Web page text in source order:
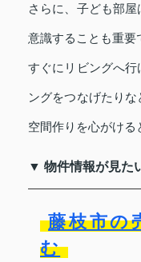
さらに、子ども部
意識することも重要
すぐにリビングへ
ングをつなげたり
空間作りを心がける
▼ 物件情報が見た
藤枝市の
む